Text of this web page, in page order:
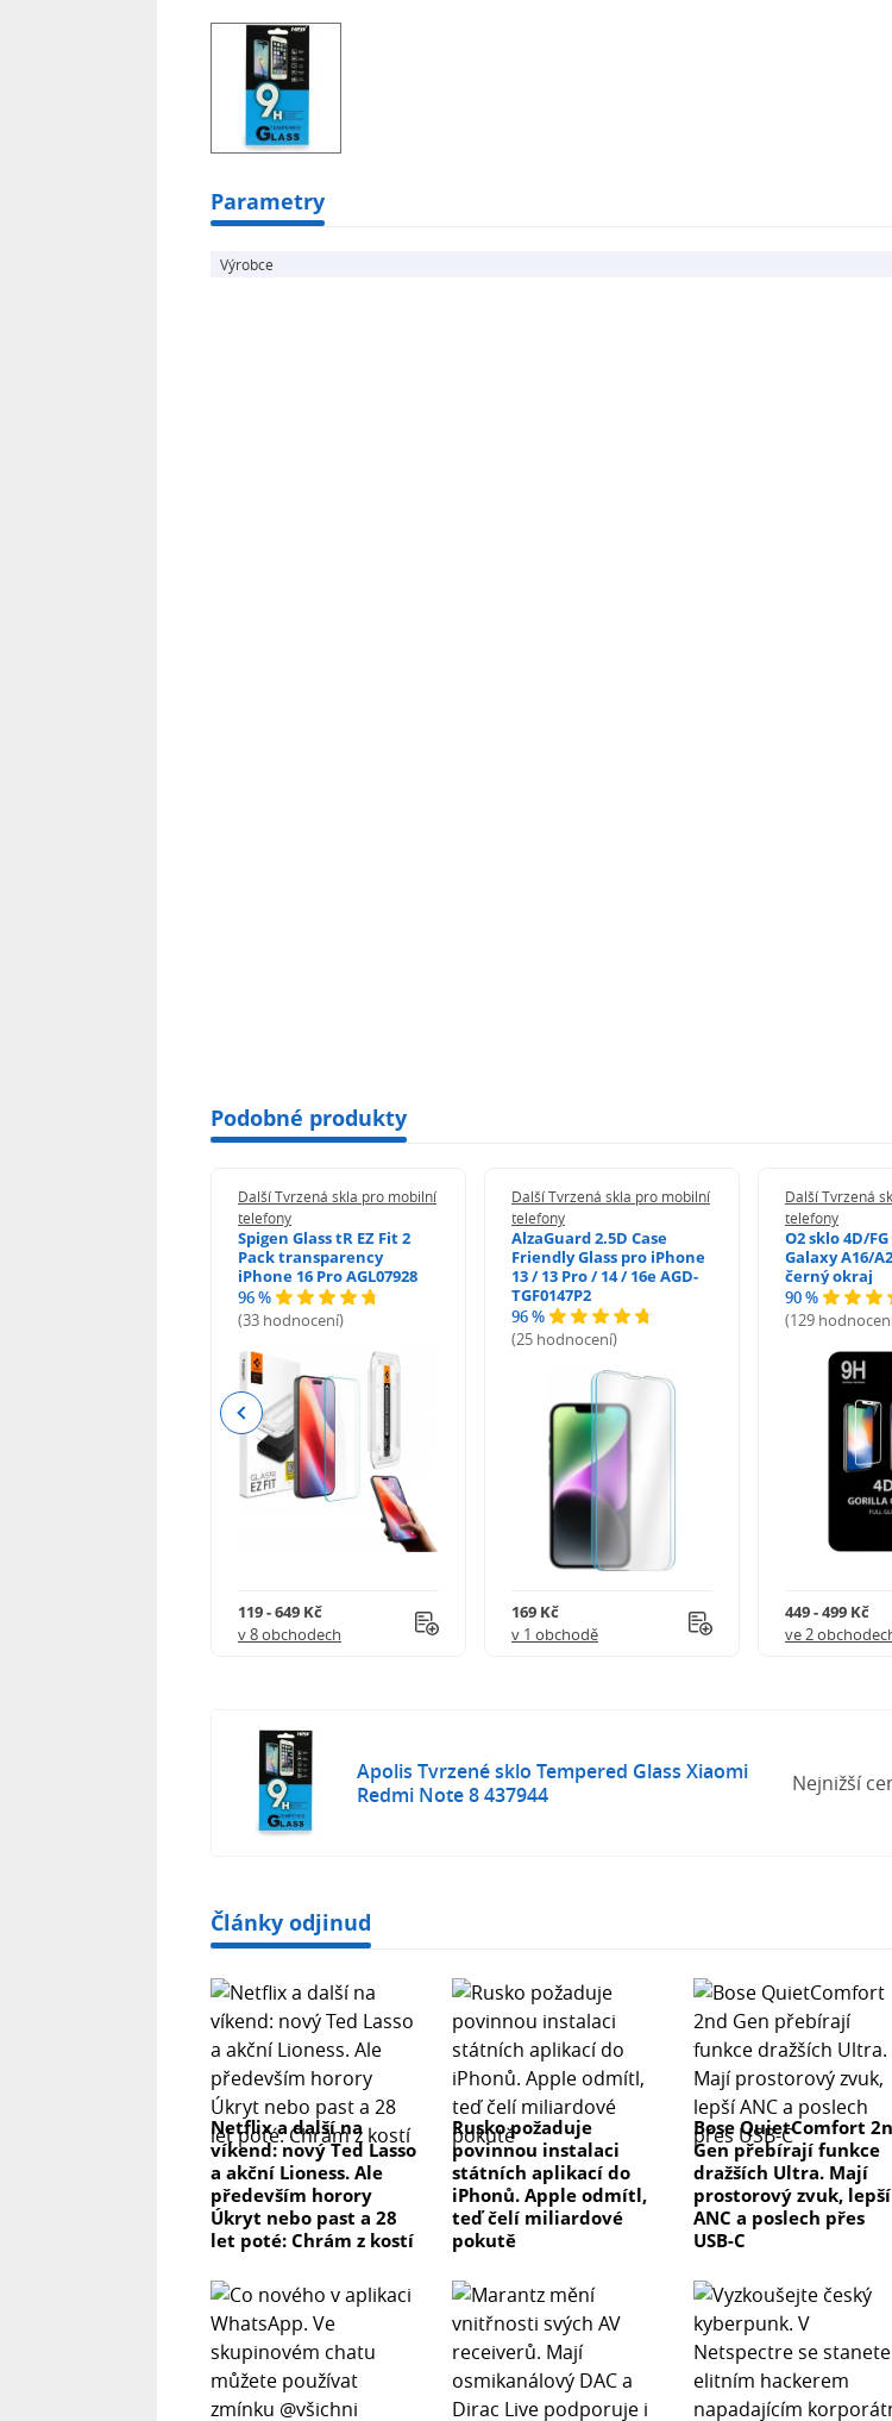
Parametry
Výrobce
Podobné produkty
Další Tvrzená skla pro mobilní
telefony
Spigen Glass tR EZ Fit 2
Pack transparency
iPhone 16 Pro AGL07928
96 %
(33 hodnocení)
119 - 649 Kč
v 8 obchodech
Další Tvrzená skla pro mobilní
telefony
AlzaGuard 2.5D Case
Friendly Glass pro iPhone
13 / 13 Pro / 14 / 16e AGD-
TGF0147P2
96 %
(25 hodnocení)
169 Kč
v 1 obchodě
Další Tvrzená
telefony
O2 sklo 4D/
Galaxy A16/
černý okraj
90 %
(129
449 - 499 Kč
ve 2
Previous
Apolis Tvrzené sklo Tempered Glass Xiaomi
Redmi Note 8 437944
Nejnižší
Články odjinud
Netflix a další na
víkend: nový Ted Lasso
a akční Lioness. Ale
především horory
Úkryt nebo past a 28
let poté: Chrám z kostí
Rusko požaduje
povinnou instalaci
státních aplikací do
iPhonů. Apple odmítl,
teď čelí miliardové
pokutě
Bose QuietComfort
Gen přebírají funkce
dražších Ultra. Mají
prostorový zvuk, lepší
ANC a poslech přes
USB-C